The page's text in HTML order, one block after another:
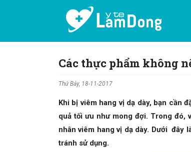
Các thực phẩm không
Thứ Bảy, 18-11-2017
Khi bị viêm hang vị dạ dày, bạn cần
quả tối ưu như mong đợi. Trong đó,
nhân viêm hang vị dạ dày. Dưới đây
tránh sử dụng.